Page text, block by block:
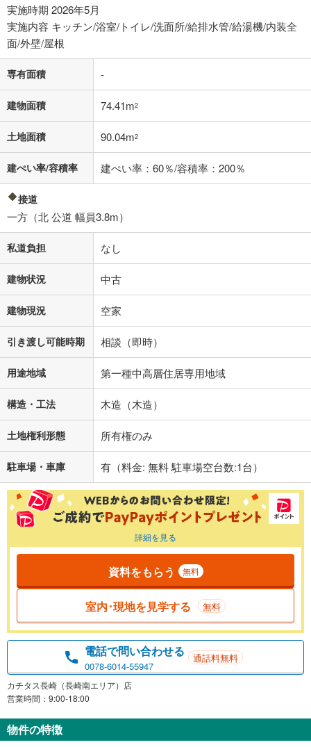
閉じる
実施時期 2026年5月
実施内容 キッチン/浴室/トイレ/洗面所/給排水管/給湯機/内装全
面/外壁/屋根
専有面積 -
建物面積 74.41m2
土地面積 90.04m2
建ぺい率/容積率 建ぺい率：60％/容積率：200％
接道
一方（北 公道 幅員3.8m）
私道負担 なし
建物状況 中古
建物現況 空家
引き渡し可能時期 相談（即時）
用途地域 第一種中高層住居専用地域
構造・工法 木造（木造）
土地権利形態 所有権のみ
駐車場・車庫 有（料金: 無料 駐車場空台数:1台）
詳細を見る
資料をもらう 無料
室内･現地を見学する 無料
電話で問い合わせる
0078-6014-55947
通話料無料
カチタス長崎（長崎南エリア）店
営業時間：9:00-18:00
物件の特徴